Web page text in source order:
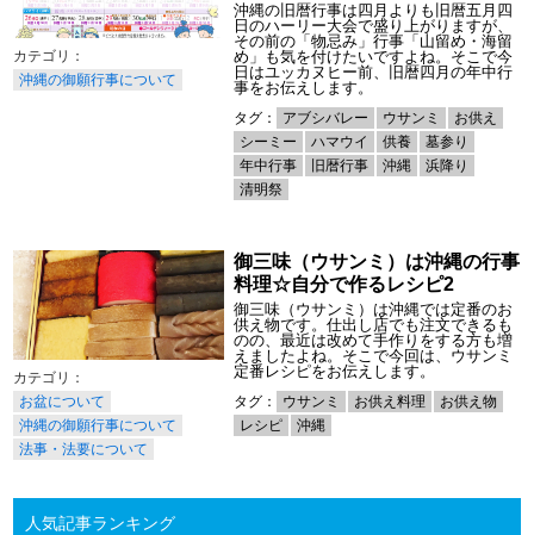
沖縄の御願行事について
沖縄の旧暦行事は四月よりも旧暦五月四
日のハーリー大会で盛り上がりますが、
その前の「物忌み」行事「山留め・海留
め」も気を付けたいですよね。そこで今
日はユッカヌヒー前、旧暦四月の年中行
事をお伝えします。
タグ： アブシバレー ウサンミ
お供え
シーミー
ハマウイ 供養
墓参り
年中行事
旧暦行事 沖縄
浜降り
清明祭
お盆について
沖縄の御願行事について
法事・法要について
御三味（ウサンミ）は沖縄の行事
料理☆自分で作るレシピ2
御三味（ウサンミ）は沖縄では定番のお
供え物です。仕出し店でも注文できるも
のの、最近は改めて手作りをする方も増
えましたよね。そこで今回は、ウサンミ
定番レシピをお伝えします。
タグ： ウサンミ お供え料理
お供え物
レシピ
沖縄
人気記事ランキング